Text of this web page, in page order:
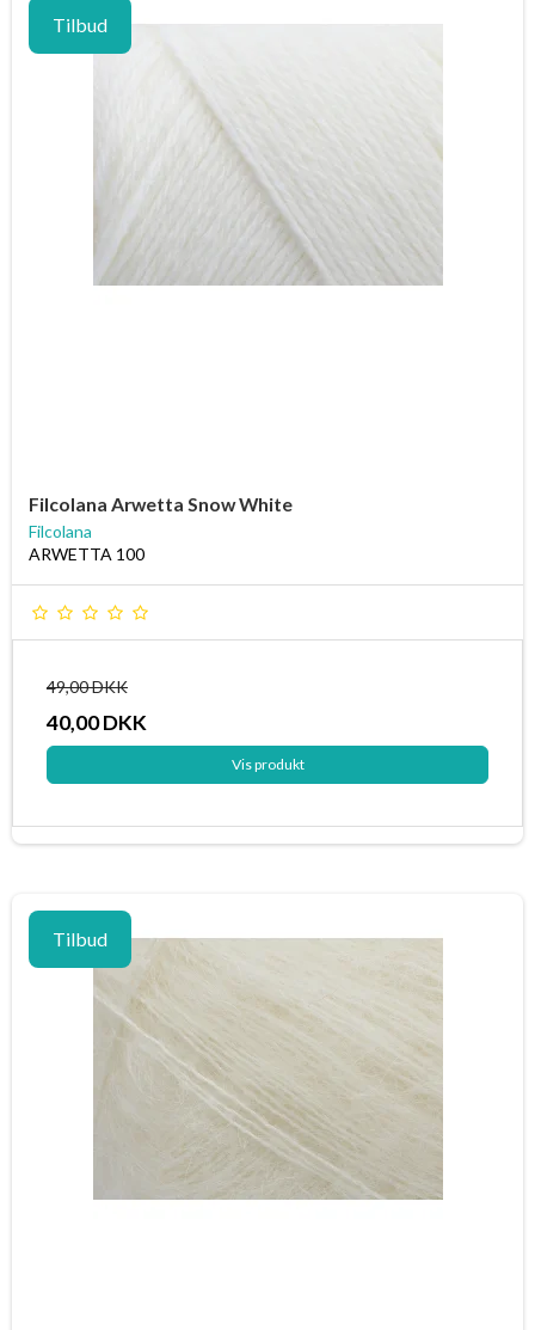
Tilbud
Filcolana Arwetta Snow White
Filcolana
ARWETTA 100
49,00 DKK
40,00 DKK
Vis produkt
Tilbud